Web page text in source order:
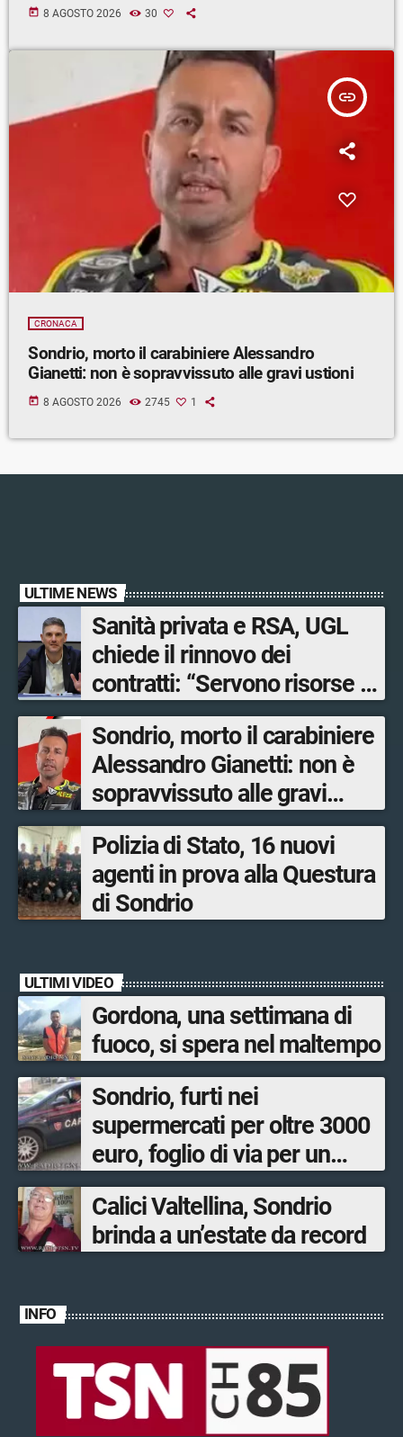
today 8 AGOSTO 2026 30
insert_link
CRONACA
Sondrio, morto il carabiniere Alessandro
Gianetti: non è sopravvissuto alle gravi ustioni
today 8 AGOSTO 2026 2745 1
ULTIME NEWS
Sanità privata e RSA, UGL
chiede il rinnovo dei
contratti: “Servono risorse e
salari adeguati”
Sondrio, morto il carabiniere
Alessandro Gianetti: non è
sopravvissuto alle gravi
ustioni
Polizia di Stato, 16 nuovi
agenti in prova alla Questura
di Sondrio
ULTIMI VIDEO
Gordona, una settimana di
fuoco, si spera nel maltempo
Sondrio, furti nei
supermercati per oltre 3000
euro, foglio di via per un
ventinovenne
Calici Valtellina, Sondrio
brinda a un’estate da record
INFO